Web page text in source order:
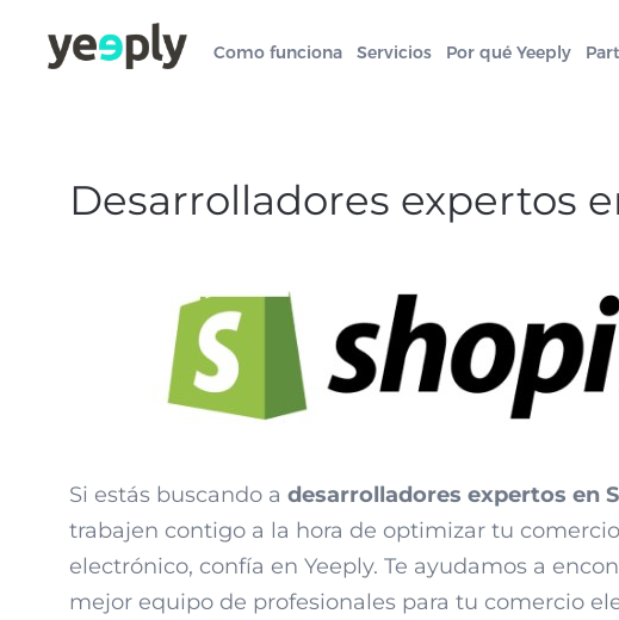
Como funciona Servicios Por qué Yeeply
Desarrolladores expertos
Si estás buscando a desarrolladores expertos en
trabajen contigo a la hora de optimizar tu comercio
electrónico, confía en Yeeply. Te ayudamos a
mejor equipo de profesionales para tu comercio